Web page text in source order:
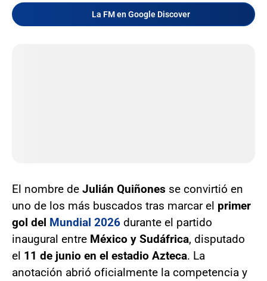
La FM en Google Discover
El nombre de Julián Quiñones se convirtió en
uno de los más buscados tras marcar el primer
gol del Mundial 2026 durante el partido
inaugural entre México y Sudáfrica, disputado
el 11 de junio en el estadio Azteca. La
anotación abrió oficialmente la competencia y